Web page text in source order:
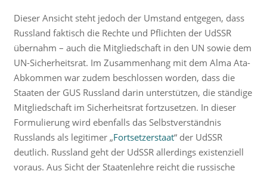
Dieser Ansicht steht jedoch der Umstand entgegen, dass
Russland faktisch die Rechte und Pflichten der UdSSR
übernahm – auch die Mitgliedschaft in den UN sowie dem
UN-Sicherheitsrat. Im Zusammenhang mit dem Alma Ata-
Abkommen war zudem beschlossen worden, dass die
Staaten der GUS Russland darin unterstützen, die ständige
Mitgliedschaft im Sicherheitsrat fortzusetzen. In dieser
Formulierung wird ebenfalls das Selbstverständnis
Russlands als legitimer „Fortsetzerstaat“ der UdSSR
deutlich. Russland geht der UdSSR allerdings existenziell
voraus. Aus Sicht der Staatenlehre reicht die russische